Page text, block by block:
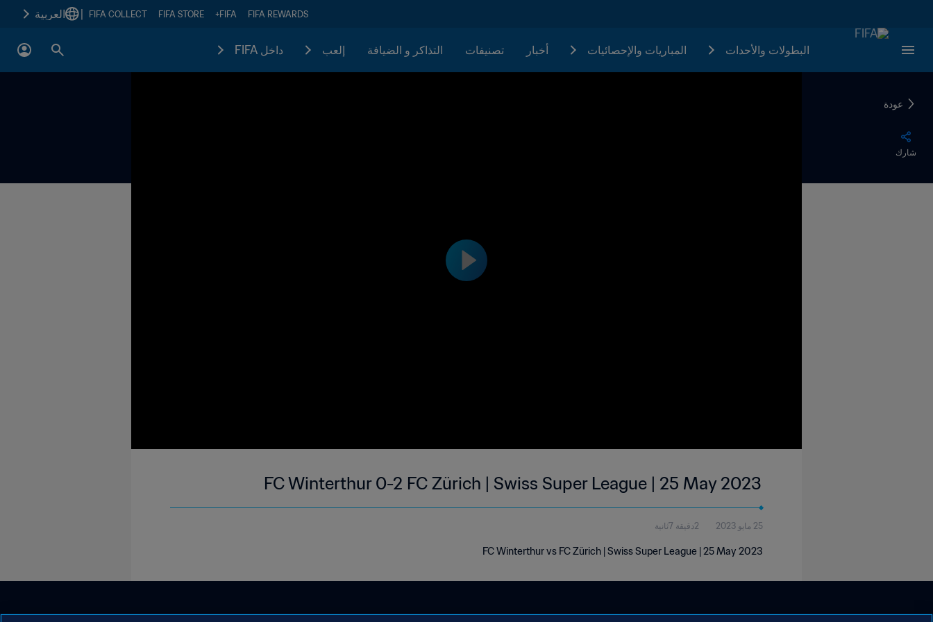
FIFA REWARDS
FIFA+
FIFA STORE
FIFA COLLECT العربية
البطولات والأحدات المباريات والإحصائيات أخبار تصنيفات التذاكر و الضيافة إلعب داخل FIFA
عودة
شارك
FC Winterthur 0-2 FC Zürich | Swiss Super League | 25 May 2023
25 مايو 2023 2دقيقة 7ثانية
FC Winterthur vs FC Zürich | Swiss Super League | 25 May 2023